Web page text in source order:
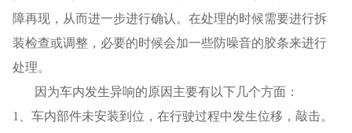
障再现，从而进一步进行确认。在处理的时候需要进行拆
装检查或调整，必要的时候会加一些防噪音的胶条来进行
处理。
因为车内发生异响的原因主要有以下几个方面：
1、车内部件未安装到位，在行驶过程中发生位移，敲击。